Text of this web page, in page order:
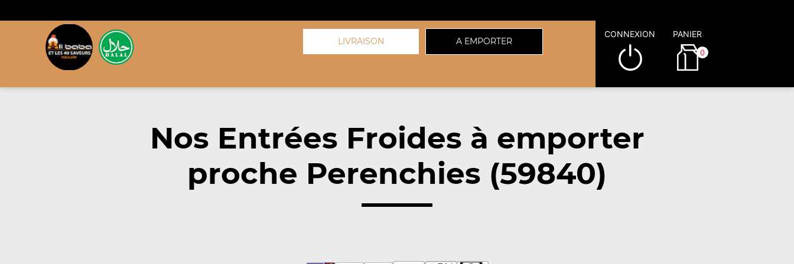
LIVRAISON A EMPORTER
CONNEXION PANIER
0
Nos Entrées Froides à emporter
proche Perenchies (59840)